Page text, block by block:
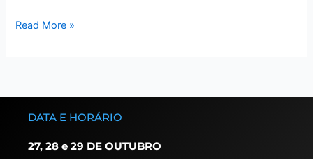
Read More »
DATA E HORÁRIO
27, 28 e 29 DE OUTUBRO